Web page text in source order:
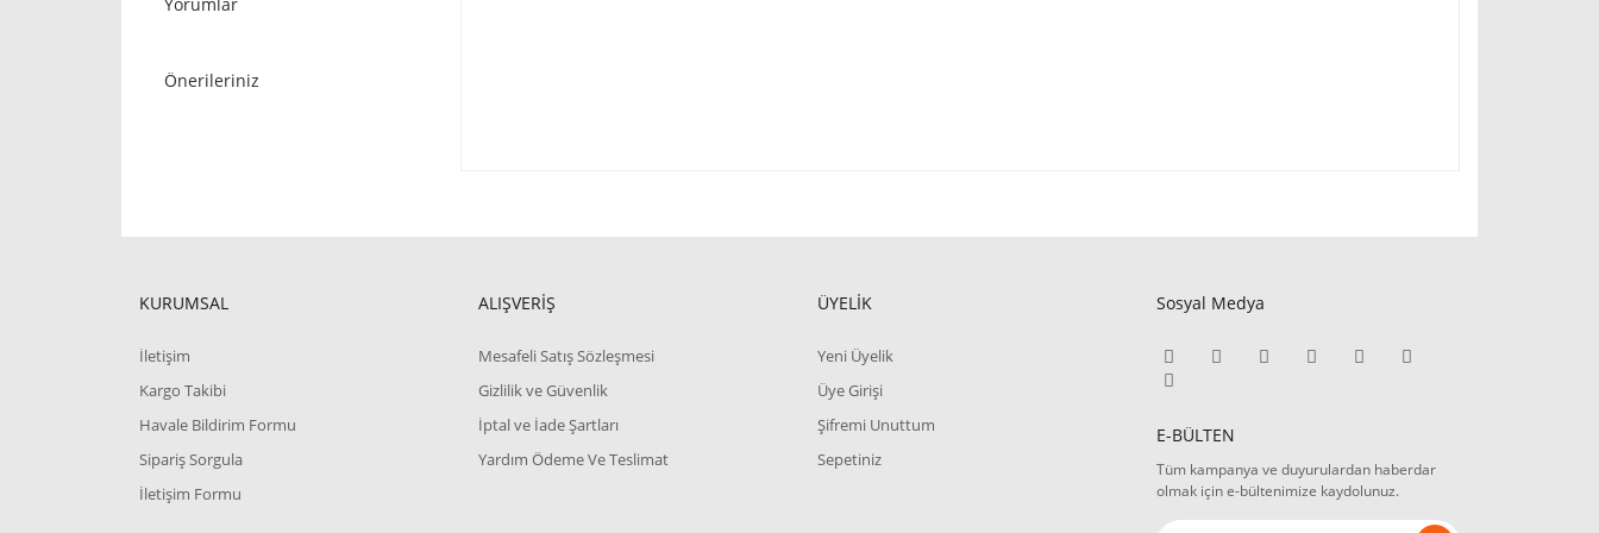
Önerileriniz
KURUMSAL
İletişim
Kargo Takibi
Havale Bildirim Formu
Sipariş Sorgula
İletişim Formu
ALIŞVERİŞ
Mesafeli Satış Sözleşmesi
Gizlilik ve Güvenlik
İptal ve İade Şartları
Yardım Ödeme Ve Teslimat
ÜYELİK
Yeni Üyelik
Üye Girişi
Şifremi Unuttum
Sepetiniz
Sosyal Medya
E-BÜLTEN
Tüm kampanya ve duyurulardan haberdar
olmak için e-bültenimize kaydolunuz.